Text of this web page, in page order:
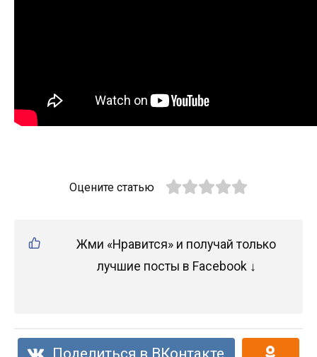
Оцените статью
Жми «Нравится» и получай только
лучшие посты в Facebook ↓
Поделиться в ВКонтакте